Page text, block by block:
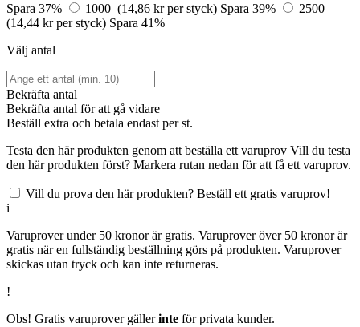
Spara 37%
1000 (14,86 kr per styck) Spara 39%
2500
(14,44 kr per styck) Spara 41%
Välj antal
Bekräfta antal
Bekräfta antal för att gå vidare
Beställ extra och betala endast per st.
Testa den här produkten genom att beställa ett varuprov Vill du testa
den här produkten först? Markera rutan nedan för att få ett varuprov.
Vill du prova den här produkten? Beställ ett gratis varuprov!
i
Varuprover under 50 kronor är gratis. Varuprover över 50 kronor är
gratis när en fullständig beställning görs på produkten. Varuprover
skickas utan tryck och kan inte returneras.
!
Obs! Gratis varuprover gällerinte för privata kunder.